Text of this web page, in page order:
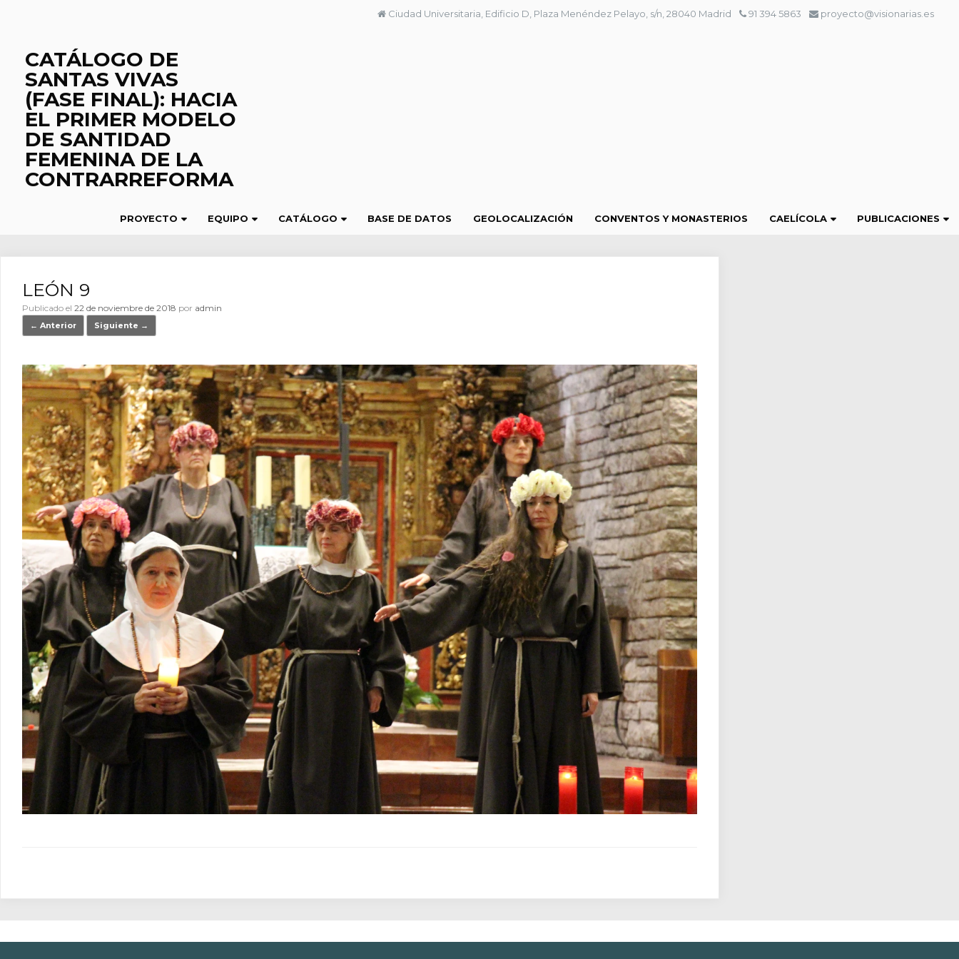
Ciudad Universitaria, Edificio D, Plaza Menéndez Pelayo, s/n, 28040 Madrid 91 394 5863 proyecto@visionarias.es
CATÁLOGO DE
SANTAS VIVAS
(FASE FINAL): HACIA
EL PRIMER MODELO
DE SANTIDAD
FEMENINA DE LA
CONTRARREFORMA
PROYECTO EQUIPO CATÁLOGO BASE DE DATOS GEOLOCALIZACIÓN CONVENTOS Y MONASTERIOS CAELÍCOLA PUBLICACIONES
LEÓN 9
Publicado el22 de noviembre de 2018 por admin
← Anterior Siguiente →